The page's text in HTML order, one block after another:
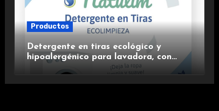
Productos
Detergente en tiras ecológico y
hipoalergénico para lavadora, con
suavizante incluido y fragancia de